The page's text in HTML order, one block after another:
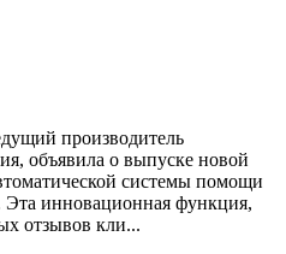
производитель
объявила о выпуске новой
системы помощи
инновационная функция,
отзывов кли...